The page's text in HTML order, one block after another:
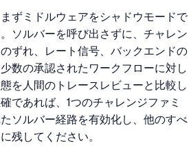
ずミドルウェアをシャドウモードで
ソルバーを呼び出さずに、チャレン
ずれ、レート信号、バックエンドの
数の承認されたワークフローに対し
を人間のトレースレビューと比較し
であれば、1つのチャレンジファミ
ソルバー経路を有効化し、他のすべ
残してください。